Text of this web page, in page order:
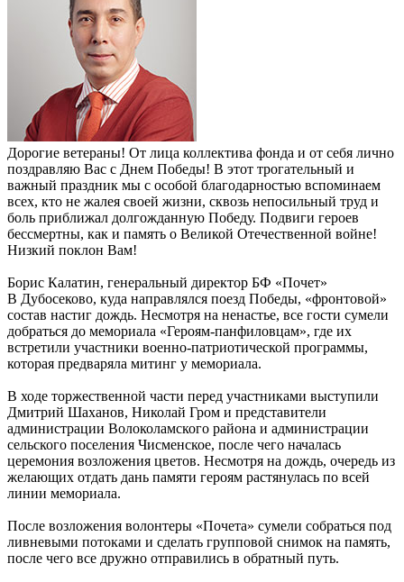
Дорогие ветераны! От лица коллектива фонда и от себя лично
поздравляю Вас с Днем Победы! В этот трогательный и
важный праздник мы с особой благодарностью вспоминаем
всех, кто не жалея своей жизни, сквозь непосильный труд и
боль приближал долгожданную Победу. Подвиги героев
бессмертны, как и память о Великой Отечественной войне!
Низкий поклон Вам!
Борис Калатин, генеральный директор БФ «Почет»
В Дубосеково, куда направлялся поезд Победы, «фронтовой»
состав настиг дождь. Несмотря на ненастье, все гости сумели
добраться до мемориала «Героям-панфиловцам», где их
встретили участники военно-патриотической программы,
которая предваряла митинг у мемориала.
В ходе торжественной части перед участниками выступили
Дмитрий Шаханов, Николай Гром и представители
администрации Волоколамского района и администрации
сельского поселения Чисменское, после чего началась
церемония возложения цветов. Несмотря на дождь, очередь из
желающих отдать дань памяти героям растянулась по всей
линии мемориала.
После возложения волонтеры «Почета» сумели собраться под
ливневыми потоками и сделать групповой снимок на память,
после чего все дружно отправились в обратный путь.